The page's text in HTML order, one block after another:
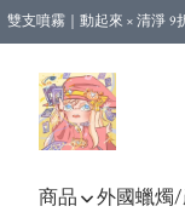
雙支噴霧｜動起來 × 清淨 9
商品 外國蠟燭